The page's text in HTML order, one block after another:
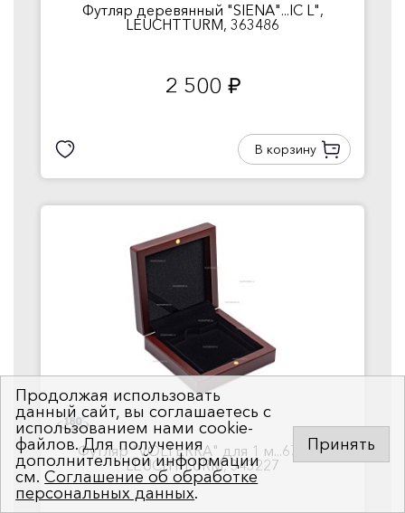
Футляр деревянный "SIENA"...IC L",
LEUCHTTURM, 363486
2 500 руб.
В корзину
Футляр "VOLTERRA" для 1 м...67 мм,
LEUCHTTURM, 343227
Продолжая использовать
данный сайт, вы соглашаетесь с
использованием нами cookie-
файлов. Для получения
дополнительной информации
см.Соглашение об обработке
персональных данных.
Принять